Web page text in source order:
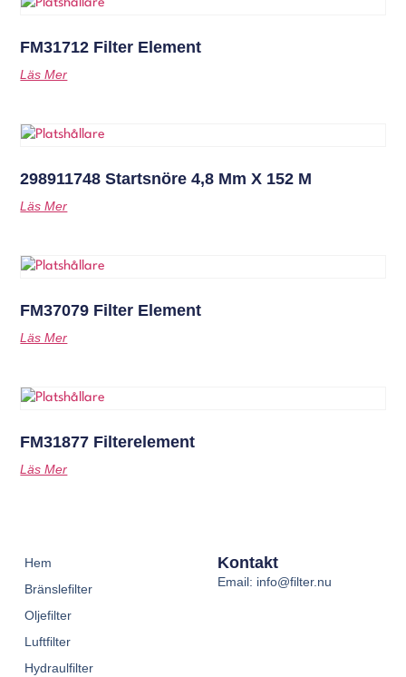
FM31712 Filter Element
Läs Mer
298911748 Startsnöre 4,8 Mm X 152 M
Läs Mer
FM37079 Filter Element
Läs Mer
FM31877 Filterelement
Läs Mer
Hem
Bränslefilter
Oljefilter
Luftfilter
Hydraulfilter
Kontakt
Email: info@filter.nu